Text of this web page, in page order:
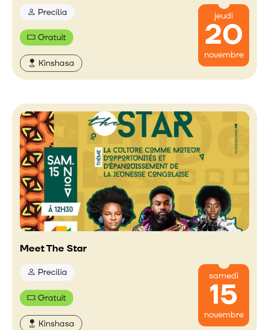
Precilia
Gratuit
Kinshasa
jeudi
20
novembre
Meet The Star
Precilia
Gratuit
Kinshasa
samedi
15
novembre